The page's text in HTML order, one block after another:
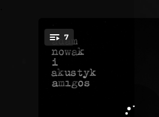
You're all set!
7